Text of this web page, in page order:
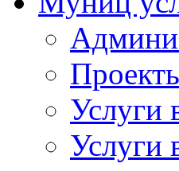
Услуги
Услуги